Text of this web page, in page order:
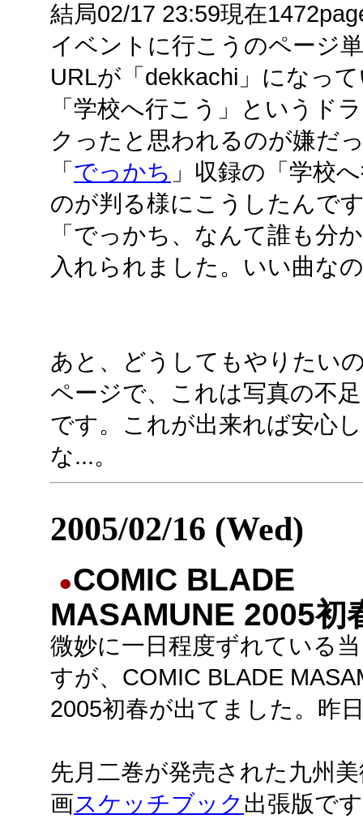
結局02/17 23:59現在
イベントに行こうのページ
URLが「dekkachi」になっ
「学校へ行こう」というド
クったと思われるのが嫌だ
「 でっかち 」収録の「学校
のが判る様にこうしたんで
「でっかち、なんて誰も分
入れられました。いい曲な
あと、どうしてもやりたい
ページで、これは写真の不
です。これが出来れば安心
な...。
2005/02/16 (Wed)
●COMIC BLADE
MASAMUNE 2005初
微妙に一日程度ずれている
すが、COMIC BLADE
2005初春が出てました。昨
先月二巻が発売された九州
画スケッチブック 出張版で